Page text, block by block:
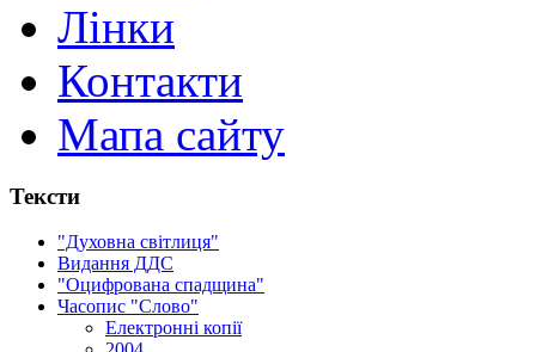
Лінки
Контакти
Мапа сайту
Тексти
"Духовна світлиця"
Видання ДДС
"Оцифрована спадщина"
Часопис "Слово"
Електронні копії